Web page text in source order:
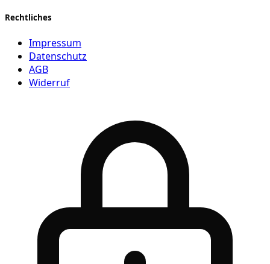
Rechtliches
Impressum
Datenschutz
AGB
Widerruf